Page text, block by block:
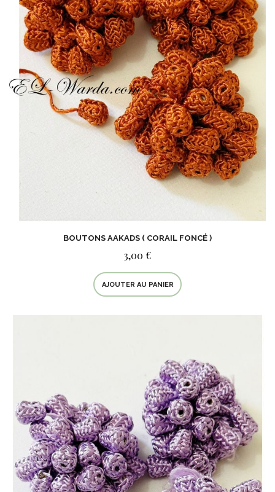
BOUTONS AAKADS ( CORAIL FONCÉ )
3,00 €
AJOUTER AU PANIER